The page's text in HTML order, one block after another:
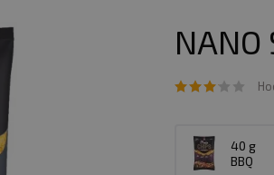
NANO
40 g
BBQ